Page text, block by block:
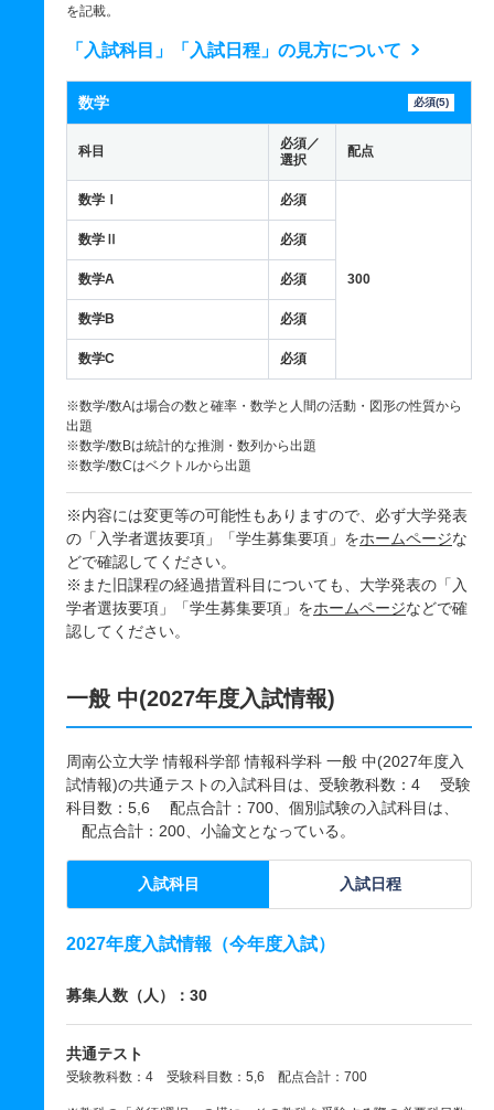
を記載。
「入試科目」「入試日程」の見方について
数学 必須(5)
科目
必須／
選択
配点
数学Ⅰ 必須
300
数学Ⅱ 必須
数学A 必須
数学B 必須
数学C 必須
※数学/数Aは場合の数と確率・数学と人間の活動・図形の性質から
出題
※数学/数Bは統計的な推測・数列から出題
※数学/数Cはベクトルから出題
※内容には変更等の可能性もありますので、必ず大学発表
の「入学者選抜要項」「学生募集要項」をホームページな
どで確認してください。
※また旧課程の経過措置科目についても、大学発表の「入
学者選抜要項」「学生募集要項」をホームページなどで確
認してください。
一般 中(2027年度入試情報)
周南公立大学 情報科学部 情報科学科 一般 中(2027年度入
試情報)の共通テストの入試科目は、受験教科数：4 受験
科目数：5,6 配点合計：700、個別試験の入試科目は、
配点合計：200、小論文となっている。
入試科目 入試日程
2027年度入試情報（今年度入試）
募集人数（人）：30
共通テスト
受験教科数：4 受験科目数：5,6 配点合計：700